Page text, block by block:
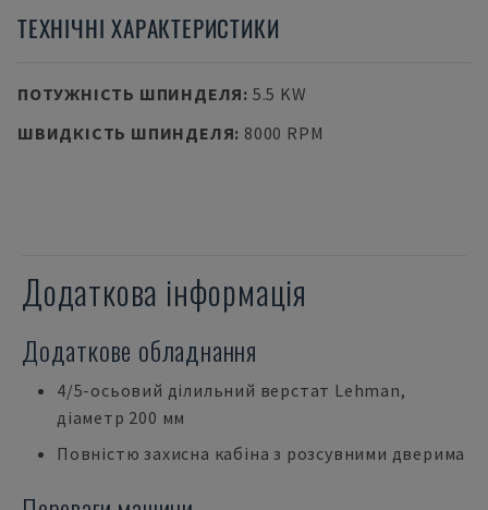
ТЕХНІЧНІ ХАРАКТЕРИСТИКИ
ПОТУЖНІСТЬ ШПИНДЕЛЯ: 5.5 KW
ШВИДКІСТЬ ШПИНДЕЛЯ: 8000 RPM
Додаткова інформація
Додаткове обладнання
4/5-осьовий ділильний верстат Lehman,
діаметр 200 мм
Повністю захисна кабіна з розсувними дверима